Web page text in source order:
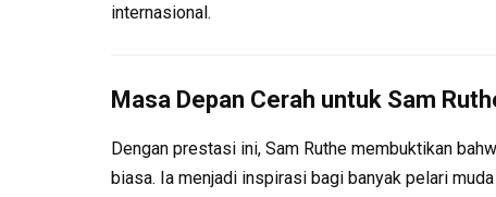
internasional.
Masa Depan Cerah untuk Sam
Dengan prestasi ini, Sam Ruthe membuktikan
biasa. Ia menjadi inspirasi bagi banyak pelari